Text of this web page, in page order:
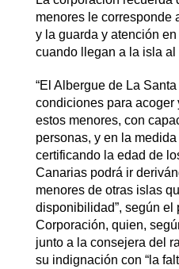
menores le corresponde
y la guarda y atención
cuando llegan a la isla
“El Albergue de La
condiciones para acoger
estos menores, con
personas, y en la
certificando la edad de
Canarias podrá ir
menores de otras islas
disponibilidad”, según el
Corporación, quien,
junto a la consejera del
su indignación con “la